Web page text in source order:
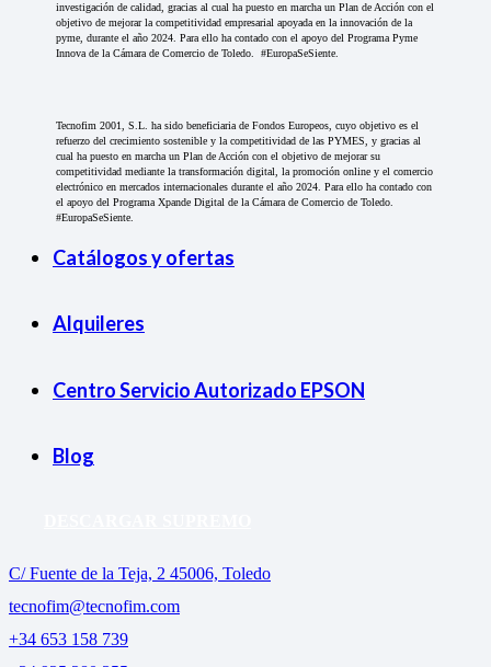
investigación de calidad, gracias al cual ha puesto en marcha un Plan de Acción con el
objetivo de mejorar la competitividad empresarial apoyada en la innovación de la
pyme, durante el año 2024. Para ello ha contado con el apoyo del Programa Pyme
Innova de la Cámara de Comercio de Toledo. #EuropaSeSiente.
Tecnofim 2001, S.L. ha sido beneficiaria de Fondos Europeos, cuyo objetivo es el
refuerzo del crecimiento sostenible y la competitividad de las PYMES, y gracias al
cual ha puesto en marcha un Plan de Acción con el objetivo de mejorar su
competitividad mediante la transformación digital, la promoción online y el comercio
electrónico en mercados internacionales durante el año 2024. Para ello ha contado con
el apoyo del Programa Xpande Digital de la Cámara de Comercio de Toledo.
#EuropaSeSiente.
Catálogos y ofertas
Alquileres
Centro Servicio Autorizado EPSON
Blog
C/ Fuente de la Teja, 2 45006, Toledo
tecnofim@tecnofim.com
+34 653 158 739